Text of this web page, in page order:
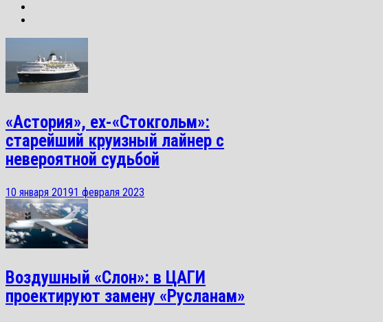
«Астория», ex-«Стокгольм»:
старейший круизный лайнер с
невероятной судьбой
10 января 20191 февраля 2023
Воздушный «Слон»: в ЦАГИ
проектируют замену «Русланам»